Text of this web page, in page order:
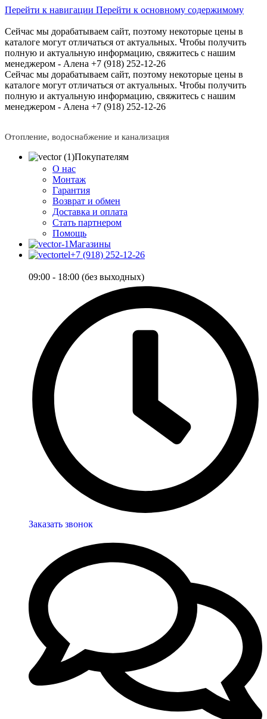
Перейти к навигации Перейти к основному содержимому
Сейчас мы дорабатываем сайт, поэтому некоторые цены в
каталоге могут отличаться от актуальных. Чтобы получить
полную и актуальную информацию, свяжитесь с нашим
менеджером - Алена +7 (918) 252-12-26
Сейчас мы дорабатываем сайт, поэтому некоторые цены в
каталоге могут отличаться от актуальных. Чтобы получить
полную и актуальную информацию, свяжитесь с нашим
менеджером - Алена +7 (918) 252-12-26
Отопление, водоснабжение и канализация
Покупателям
О нас
Монтаж
Гарантия
Возврат и обмен
Доставка и оплата
Стать партнером
Помощь
Магазины
+7 (918) 252-12-26
09:00 - 18:00 (без выходных)
Заказать звонок